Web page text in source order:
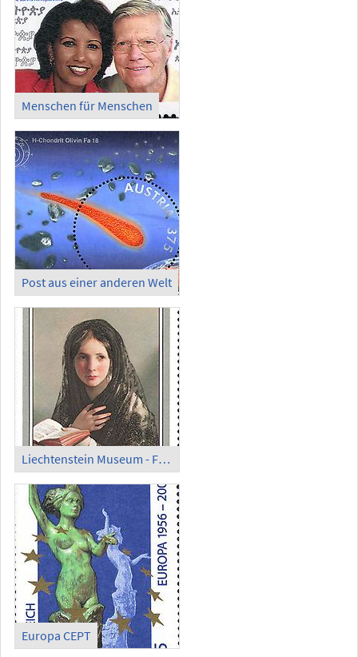
Menschen für Menschen
Post aus einer anderen Welt
Liechtenstein Museum - Friedrich von Amerling
Europa CEPT